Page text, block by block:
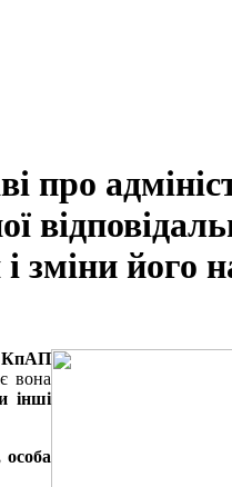
про
зміни його
КпАП
вона
інші